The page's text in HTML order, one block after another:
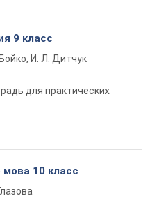
9 класс
И. Л. Дитчук
для практических
мова 10 класс